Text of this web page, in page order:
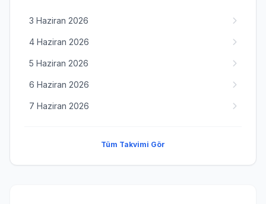
3 Haziran 2026
4 Haziran 2026
5 Haziran 2026
6 Haziran 2026
7 Haziran 2026
Tüm Takvimi Gör